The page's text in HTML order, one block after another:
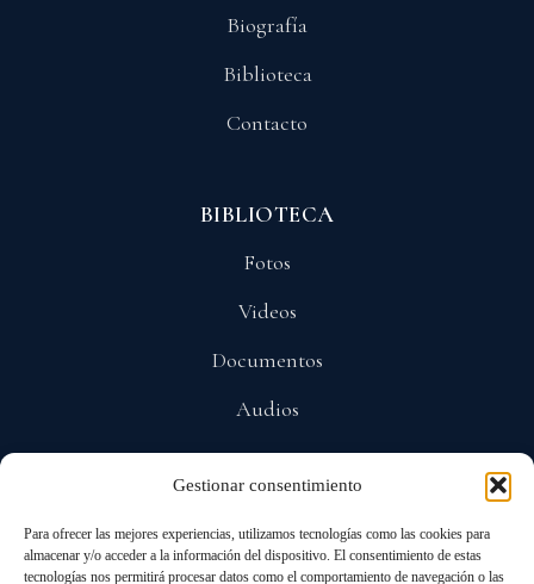
Gestionar consentimiento
Para ofrecer las mejores experiencias, utilizamos tecnologías como las cookies para
almacenar y/o acceder a la información del dispositivo. El consentimiento de estas
tecnologías nos permitirá procesar datos como el comportamiento de navegación o las
Biografía
Biblioteca
Contacto
BIBLIOTECA
Fotos
Videos
Documentos
Audios
Privacidad